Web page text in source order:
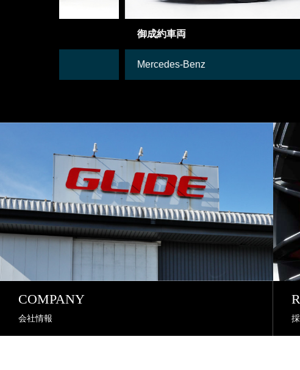
Mercedes-Benz
COMPANY
会社情報